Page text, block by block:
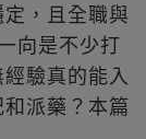
，且全職與
向是不少打
驗真的能入
派藥？本篇